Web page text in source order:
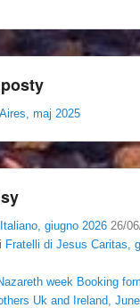
maj 2025
giugno 2026 26/
Fratelli di Jesus Caritas,
week Booking
Uk and Ireland,